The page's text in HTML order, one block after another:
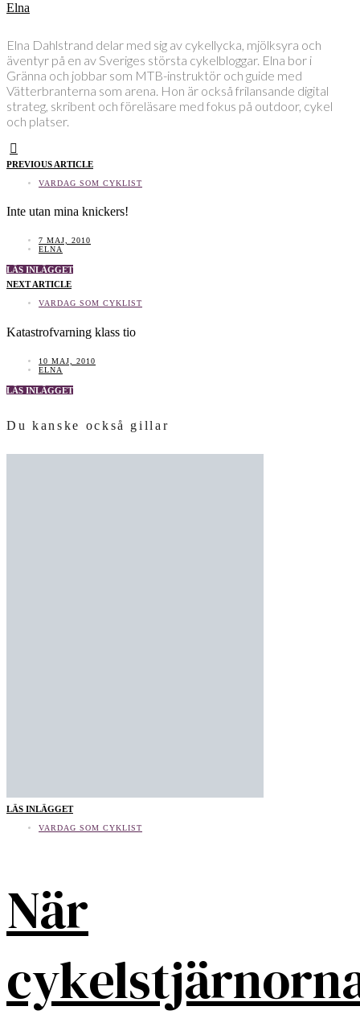
Elna
Elna Dahlstrand delar med sig av cykellycka, mjölksyra och
äventyr på en av Sveriges största cykelbloggar. Elna bor i
Gränna och jobbar som MTB-instruktör och guide med
Vätterbranterna som arena. Hon är också frilansande digital
strateg, skribent och föreläsare med fokus på outdoor, cykel
och platser.
PREVIOUS ARTICLE
VARDAG SOM CYKLIST
Inte utan mina knickers!
7 MAJ, 2010
ELNA
LÄS INLÄGGET
NEXT ARTICLE
VARDAG SOM CYKLIST
Katastrofvarning klass tio
10 MAJ, 2010
ELNA
LÄS INLÄGGET
Du kanske också gillar
LÄS INLÄGGET
VARDAG SOM CYKLIST
När